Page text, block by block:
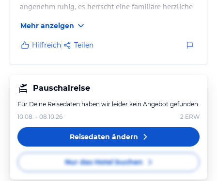
angenehm ruhig, es herrscht eine familiäre herzliche
junge Wirtin hat erst vor drei (?) Jahren hier
angefangen, ich staune. Auch das Hotel mit allen
dazu gehörigen Aufgaben hat das junge Wirtspaar
gut im Griff, sauber. Alles super für Leute, die noch
Strand ist…
Mehr anzeigen
Hilfreich Teilen
Pauschalreise
Für Deine Reisedaten haben wir leider kein Angebot gefunden.
10.08. - 08.10.26
2 ERW
Reisedaten ändern
Nur das Hotel buchen